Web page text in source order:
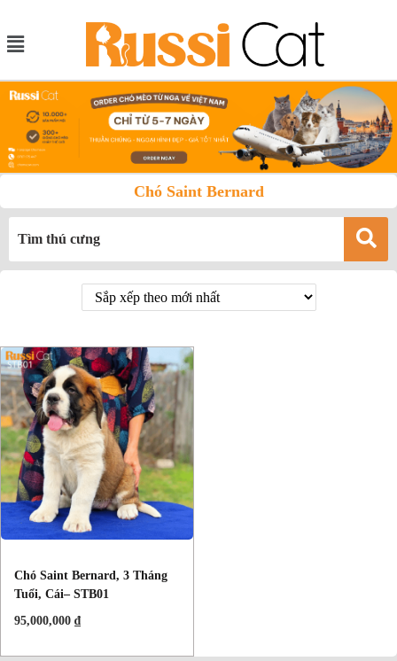
Chó Saint Bernard
Chó Saint Bernard, 3 Tháng
Tuổi, Cái– STB01
95,000,000 ₫